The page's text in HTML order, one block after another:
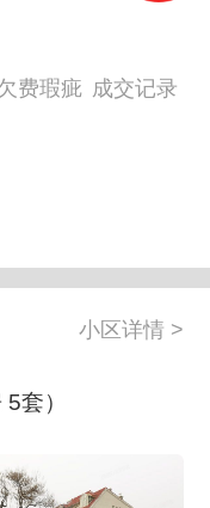
欠费瑕疵 成交记录
小区详情 >
套）